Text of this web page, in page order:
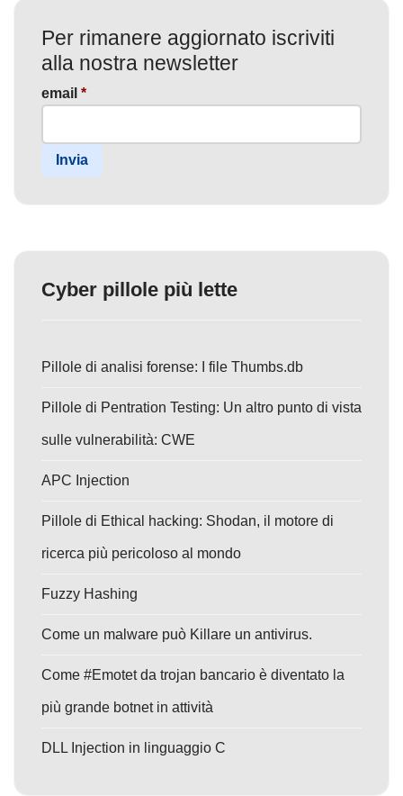
Per rimanere aggiornato iscriviti
alla nostra newsletter
email *
Invia
Cyber pillole più lette
Pillole di analisi forense: I file Thumbs.db
Pillole di Pentration Testing: Un altro punto di vista
sulle vulnerabilità: CWE
APC Injection
Pillole di Ethical hacking: Shodan, il motore di
ricerca più pericoloso al mondo
Fuzzy Hashing
Come un malware può Killare un antivirus.
Come #Emotet da trojan bancario è diventato la
più grande botnet in attività
DLL Injection in linguaggio C